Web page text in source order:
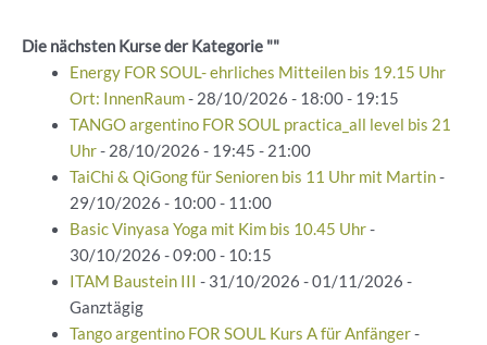
Die nächsten Kurse der Kategorie ""
Energy FOR SOUL- ehrliches Mitteilen bis 19.15 Uhr
Ort: InnenRaum- 28/10/2026 - 18:00 - 19:15
TANGO argentino FOR SOUL practica_all level bis 21
Uhr- 28/10/2026 - 19:45 - 21:00
TaiChi & QiGong für Senioren bis 11 Uhr mit Martin-
29/10/2026 - 10:00 - 11:00
Basic Vinyasa Yoga mit Kim bis 10.45 Uhr-
30/10/2026 - 09:00 - 10:15
ITAM Baustein III - 31/10/2026 - 01/11/2026 -
Ganztägig
Tango argentino FOR SOUL Kurs A für Anfänger-